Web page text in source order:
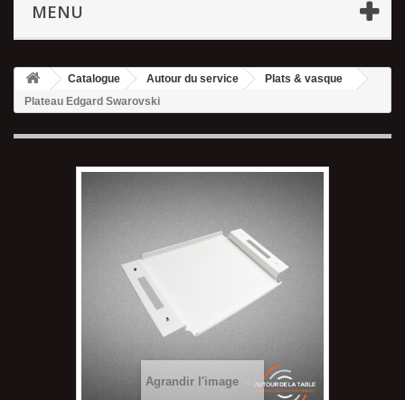
MENU
Catalogue Autour du service
Plats & vasque
Plateau Edgard Swarovski
Agrandir l'image